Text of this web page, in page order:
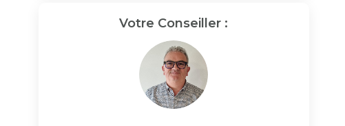
Votre Conseiller :